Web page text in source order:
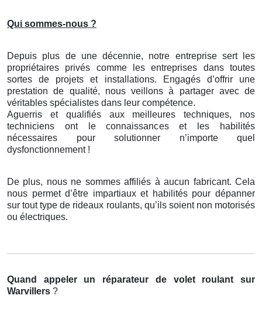
Qui sommes-nous ?
Depuis plus de une décennie, notre entreprise sert les
propriétaires privés comme les entreprises dans toutes
sortes de projets et installations. Engagés d’offrir une
prestation de qualité, nous veillons à partager avec de
véritables spécialistes dans leur compétence.
Aguerris et qualifiés aux meilleures techniques, nos
techniciens ont le connaissances et les habilités
nécessaires pour solutionner n’importe quel
dysfonctionnement !
De plus, nous ne sommes affiliés à aucun fabricant. Cela
nous permet d’être impartiaux et habilités pour dépanner
sur tout type de rideaux roulants, qu’ils soient non motorisés
ou électriques.
Quand appeler un réparateur de volet roulant
sur
Warvillers ?